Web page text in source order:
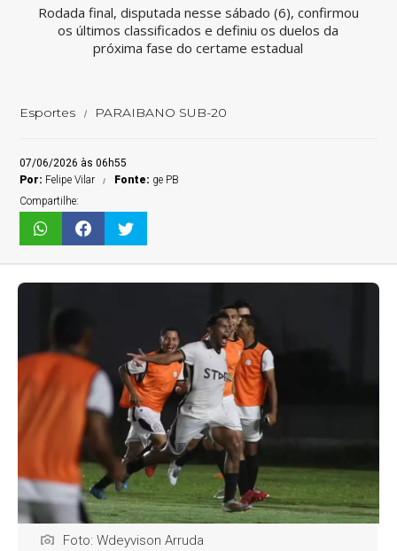
Rodada final, disputada nesse sábado (6), confirmou
os últimos classificados e definiu os duelos da
próxima fase do certame estadual
Esportes PARAIBANO SUB-20
07/06/2026 às 06h55
Por: Felipe Vilar Fonte: ge PB
Compartilhe:
Foto: Wdeyvison Arruda